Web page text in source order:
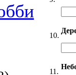
10.
11.